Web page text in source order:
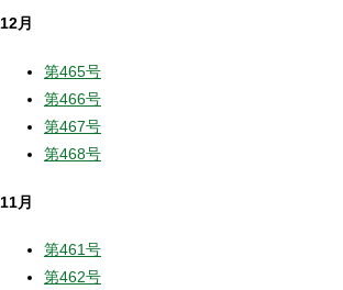
12月
第465号
第466号
第467号
第468号
11月
第461号
第462号